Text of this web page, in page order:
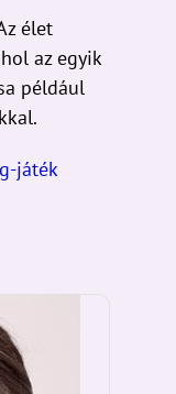
élet
az egyik
például
játék